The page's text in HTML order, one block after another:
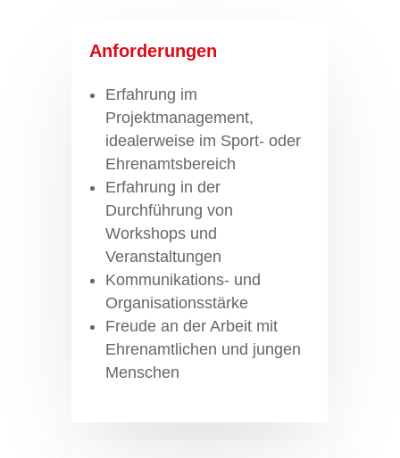
Anforderungen
Erfahrung im
Projektmanagement,
idealerweise im Sport- oder
Ehrenamtsbereich
Erfahrung in der
Durchführung von
Workshops und
Veranstaltungen
Kommunikations- und
Organisationsstärke
Freude an der Arbeit mit
Ehrenamtlichen und jungen
Menschen